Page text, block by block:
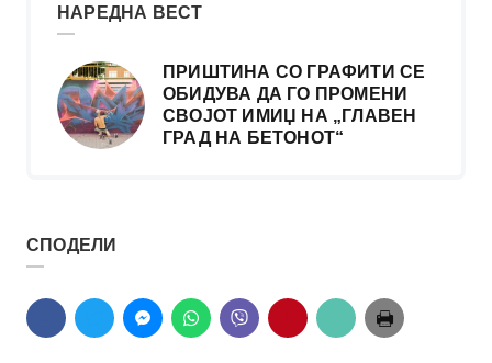
НАРЕДНА ВЕСТ
ПРИШТИНА СО ГРАФИТИ СЕ
ОБИДУВА ДА ГО ПРОМЕНИ
СВОЈОТ ИМИЏ НА „ГЛАВЕН
ГРАД НА БЕТОНОТ“
СПОДЕЛИ